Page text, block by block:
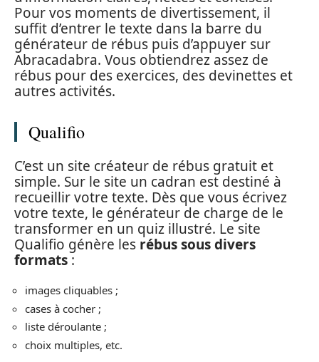
Pour vos moments de divertissement, il
suffit d’entrer le texte dans la barre du
générateur de rébus puis d’appuyer sur
Abracadabra. Vous obtiendrez assez de
rébus pour des exercices, des devinettes et
autres activités.
Qualifio
C’est un site créateur de rébus gratuit et
simple. Sur le site un cadran est destiné à
recueillir votre texte. Dès que vous écrivez
votre texte, le générateur de charge de le
transformer en un quiz illustré. Le site
Qualifio génère les rébus sous divers
formats :
images cliquables ;
cases à cocher ;
liste déroulante ;
choix multiples, etc.